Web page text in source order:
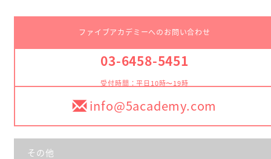
ファイブアカデミーへのお問い合わせ
03-6458-5451
受付時間：平日10時〜19時
info@5academy.com
その他